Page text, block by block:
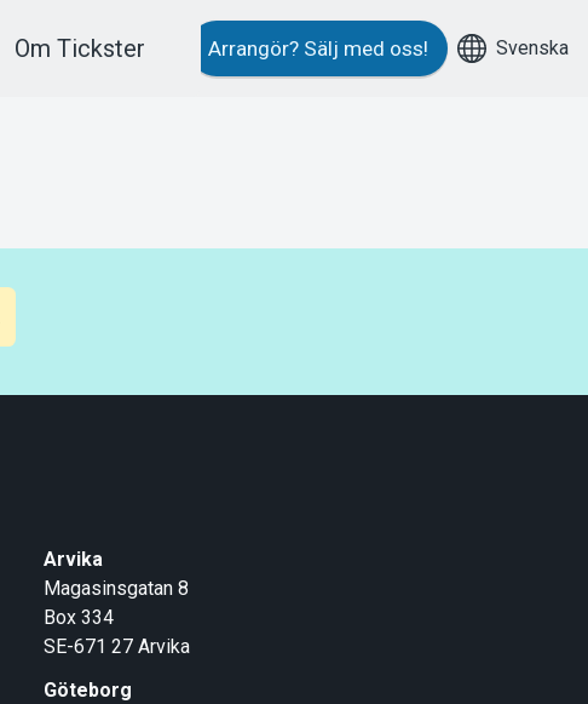
Om Tickster Arrangör? Sälj med oss! Svenska
Arvika
Magasinsgatan 8
Box 334
SE-671 27 Arvika
Göteborg